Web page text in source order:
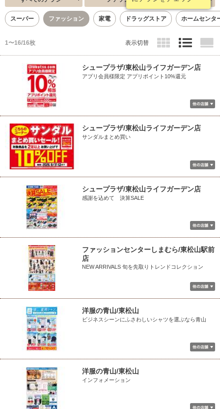
スーパー ファッション 家電 ドラッグストア ホームセンタ
1〜16/16枚 表示切替
シュープラザ/東松山ライフガーデン店
アプリ会員様限定 アプリポイント10%還元
シュープラザ/東松山ライフガーデン店
サンダルまとめ買い
シュープラザ/東松山ライフガーデン店
感謝を込めて 決算SALE
ファッションセンターしまむら/東松山駅前
店
NEW ARRIVALS 旬を先取りトレンドコレクション
洋服の青山/東松山
ビジネスシーンにふさわしいシャツを選ぶなら青山
洋服の青山/東松山
インフォメーション